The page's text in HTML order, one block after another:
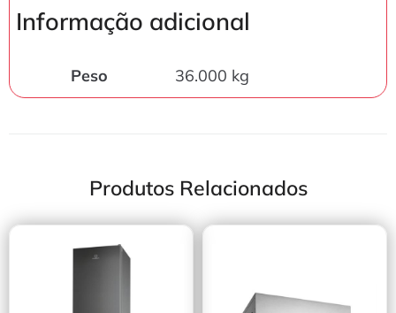
Informação adicional
Peso 36.000 kg
Produtos Relacionados